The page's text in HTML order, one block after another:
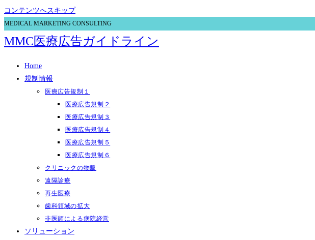
コンテンツへスキップ
MEDICAL MARKETING CONSULTING
MMC医療広告ガイドライン
Home
規制情報
医療広告規制１
医療広告規制２
医療広告規制３
医療広告規制４
医療広告規制５
医療広告規制６
クリニックの物販
遠隔診療
再生医療
歯科領域の拡大
非医師による病院経営
ソリューション